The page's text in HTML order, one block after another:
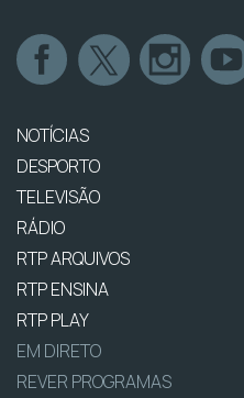
NOTÍCIAS
DESPORTO
TELEVISÃO
RÁDIO
RTP ARQUIVOS
RTP ENSINA
RTP PLAY
EM DIRETO
REVER PROGRAMAS